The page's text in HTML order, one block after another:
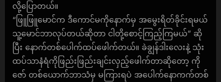
လို့ပြောတယ်။
“ဖြူဖြူမောင်က ဒီကောင်မကိုနောက်မှ အမွေးရိတ်ခိုင်းရမယ်
သူ့မောင်ဘာလုပ်တယ်ဆိုတာ ငါတို့စောင့်ကြည့်ကြမယ်” ဆို
ပြီး နောက်တစ်ပေါက်ထပ်ဖေါက်တယ်။ ခဲချွန်ဒါးလေးနဲ့ သုံး
ထပ်သာနံရံကိုဖြည်းဖြည်းချင်းလှည့်ဖေါက်တာဆိုတော့ ကို
ဇော် တစ်ယောက်ဘာသံမှ မကြားရပဲ အပေါက်နောကက်တစ်